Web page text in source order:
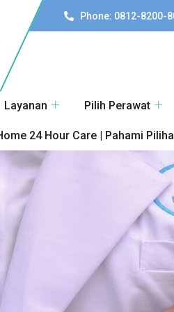
Phone: 0812-8200-
Layanan Pilih Perawat
24 Hour Care | Pahami